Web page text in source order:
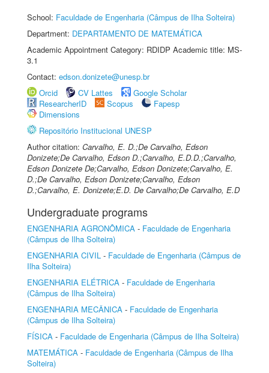
School: Faculdade de Engenharia (Câmpus de Ilha Solteira)
Department: DEPARTAMENTO DE MATEMÁTICA
Academic Appointment Category: RDIDP Academic title: MS-
3.1
Contact: edson.donizete@unesp.br
Orcid
CV Lattes
Google Scholar
ResearcherID
Scopus
Fapesp
Dimensions
Repositório Institucional UNESP
Author citation: Carvalho, E. D.;De Carvalho, Edson
Donizete;De Carvalho, Edson D.;Carvalho, E.D.D.;Carvalho,
Edson Donizete De;Carvalho, Edson Donizete;Carvalho, E.
D.;De Carvalho, Edson Donizete;Carvalho, Edson
D.;Carvalho, E. Donizete;E.D. De Carvalho;De Carvalho, E.D
Undergraduate programs
ENGENHARIA AGRONÔMICA - Faculdade de Engenharia
(Câmpus de Ilha Solteira)
ENGENHARIA CIVIL - Faculdade de Engenharia (Câmpus de
Ilha Solteira)
ENGENHARIA ELÉTRICA - Faculdade de Engenharia
(Câmpus de Ilha Solteira)
ENGENHARIA MECÂNICA - Faculdade de Engenharia
(Câmpus de Ilha Solteira)
FÍSICA - Faculdade de Engenharia (Câmpus de Ilha Solteira)
MATEMÁTICA - Faculdade de Engenharia (Câmpus de Ilha
Solteira)